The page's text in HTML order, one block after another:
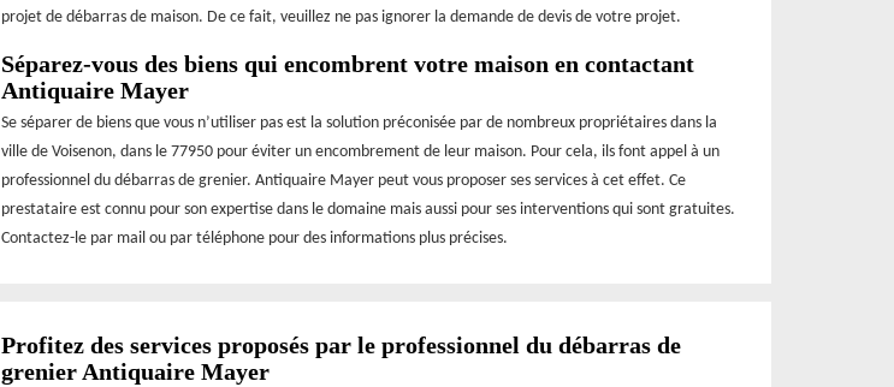
projet de débarras de maison. De ce fait, veuillez ne pas ignorer la demande de devis de votre projet.
Séparez-vous des biens qui encombrent votre maison en contactant
Antiquaire Mayer
Se séparer de biens que vous n’utiliser pas est la solution préconisée par de nombreux propriétaires dans la
ville de Voisenon, dans le 77950 pour éviter un encombrement de leur maison. Pour cela, ils font appel à un
professionnel du débarras de grenier. Antiquaire Mayer peut vous proposer ses services à cet effet. Ce
prestataire est connu pour son expertise dans le domaine mais aussi pour ses interventions qui sont gratuites.
Contactez-le par mail ou par téléphone pour des informations plus précises.
Profitez des services proposés par le professionnel du débarras de
grenier Antiquaire Mayer